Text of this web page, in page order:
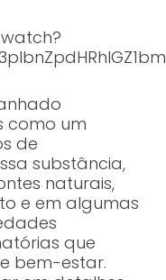
como um
de
substância,
naturais,
e em algumas
que
bem-estar.